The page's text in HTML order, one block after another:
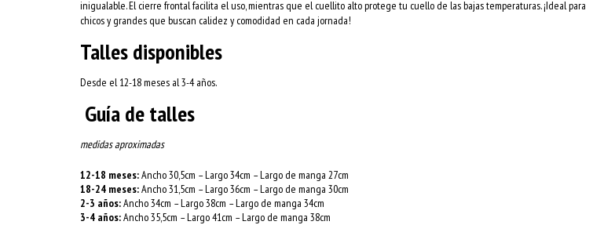
inigualable. El cierre frontal facilita el uso, mientras que el cuellito alto protege tu cuello de las bajas temperaturas. ¡Ideal para
chicos y grandes que buscan calidez y comodidad en cada jornada!
Talles disponibles
Desde el 12-18 meses al 3-4 años.
Guía de talles
medidas aproximadas
12-18 meses:Ancho 30,5cm – Largo 34cm – Largo de manga 27cm
18-24 meses:Ancho 31,5cm – Largo 36cm – Largo de manga 30cm
2-3 años:Ancho 34cm – Largo 38cm – Largo de manga 34cm
3-4 años:Ancho 35,5cm – Largo 41cm – Largo de manga 38cm